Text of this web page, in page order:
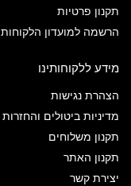
תקנון פרטיות
הרשמה למועדון הלקוחות
מידע ללקוחותינו
הצהרת נגישות
מדיניות ביטולים והחזרות
תקנון משלוחים
תקנון האתר
יצירת קשר